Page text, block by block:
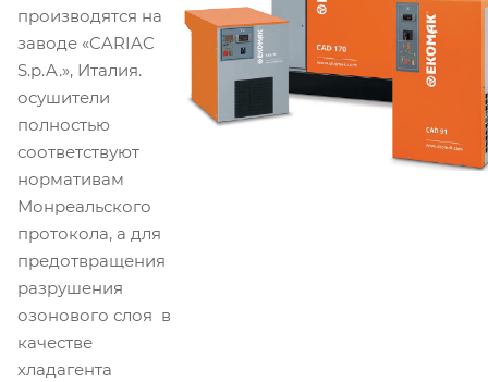
производятся на
заводе «CARIAC
S.p.A.», Италия.
осушители
полностью
соответствуют
нормативам
Монреальского
протокола, а для
предотвращения
разрушения
озонового слоя в
качестве
хладагента